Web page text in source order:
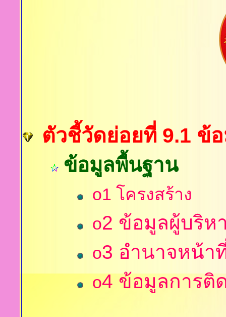
ตัวชี้วัดย่อยที่ 9.1 ข้
ข้อมูลพื้นฐาน
o1 โครงสร้าง
o2 ข้อมูลผู้บริห
o3 อำนาจหน้า
o4 ข้อมูลการติ